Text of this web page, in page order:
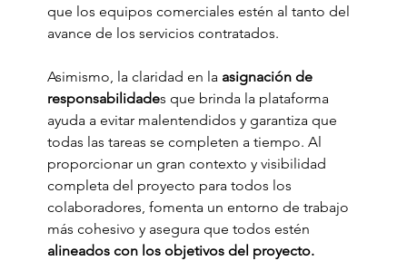
que los equipos comerciales estén al tanto del
avance de los servicios contratados.
Asimismo, la claridad en la asignación de
responsabilidades que brinda la plataforma
ayuda a evitar malentendidos y garantiza que
todas las tareas se completen a tiempo. Al
proporcionar un gran contexto y visibilidad
completa del proyecto para todos los
colaboradores, fomenta un entorno de trabajo
más cohesivo y asegura que todos estén
alineados con los objetivos del proyecto.